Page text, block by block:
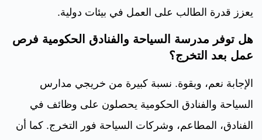
يعزز قدرة الطالب على العمل في بيئات دولية.
هل توفر مدرسة السياحة والفنادق الحكومية فرص
عمل بعد التخرج؟
الإجابة نعم، وبقوة. نسبة كبيرة من خريجي مدارس
السياحة والفنادق الحكومية يحصلون على وظائف في
الفنادق، المطاعم، وشركات السياحة فور التخرج. كما أن